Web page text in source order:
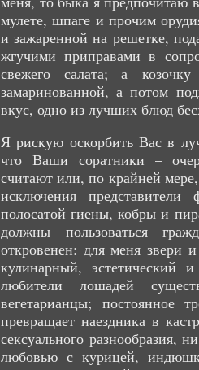
мулете, шпаге и прочим
и зажаренной на решетке,
жгучими приправами в
свежего салата; а
замаринованной, а потом
вкус, одно из лучших блюд
Я рискую оскорбить Вас в
что Ваши соратники –
считают или, по крайней мере,
исключения
полосатой гиены, кобры и
должны пользоваться
откровенен: для меня звери
кулинарный, эстетический
любители лошадей
вегетарианцы; постоянное
превращает наездника в
сексуального разнообразия,
любовью с курицей,